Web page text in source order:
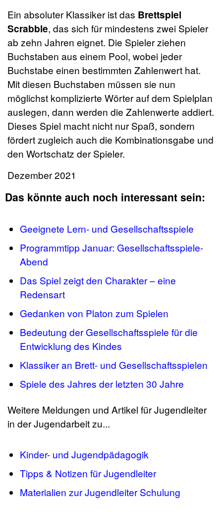
Ein absoluter Klassiker ist das Brettspiel
Scrabble, das sich für mindestens zwei Spieler
ab zehn Jahren eignet. Die Spieler ziehen
Buchstaben aus einem Pool, wobei jeder
Buchstabe einen bestimmten Zahlenwert hat.
Mit diesen Buchstaben müssen sie nun
möglichst komplizierte Wörter auf dem Spielplan
auslegen, dann werden die Zahlenwerte addiert.
Dieses Spiel macht nicht nur Spaß, sondern
fördert zugleich auch die Kombinationsgabe und
den Wortschatz der Spieler.
Dezember 2021
Das könnte auch noch interessant sein:
Geeignete Lern- und Gesellschaftsspiele
Programmtipp Januar: Gesellschaftsspiele-
Abend
Das Spiel zeigt den Charakter – eine
Redensart
Gedanken von Platon zum Spielen
Bedeutung der Gesellschaftsspiele für die
Entwicklung des Kindes
Klassiker an Brett- und Gesellschaftsspielen
Spiele des Jahres der letzten 30 Jahre
Weitere Meldungen und Artikel für Jugendleiter
in der Jugendarbeit zu...
Kinder- und Jugendpädagogik
Tipps & Notizen für Jugendleiter
Materialien zur Jugendleiter Schulung